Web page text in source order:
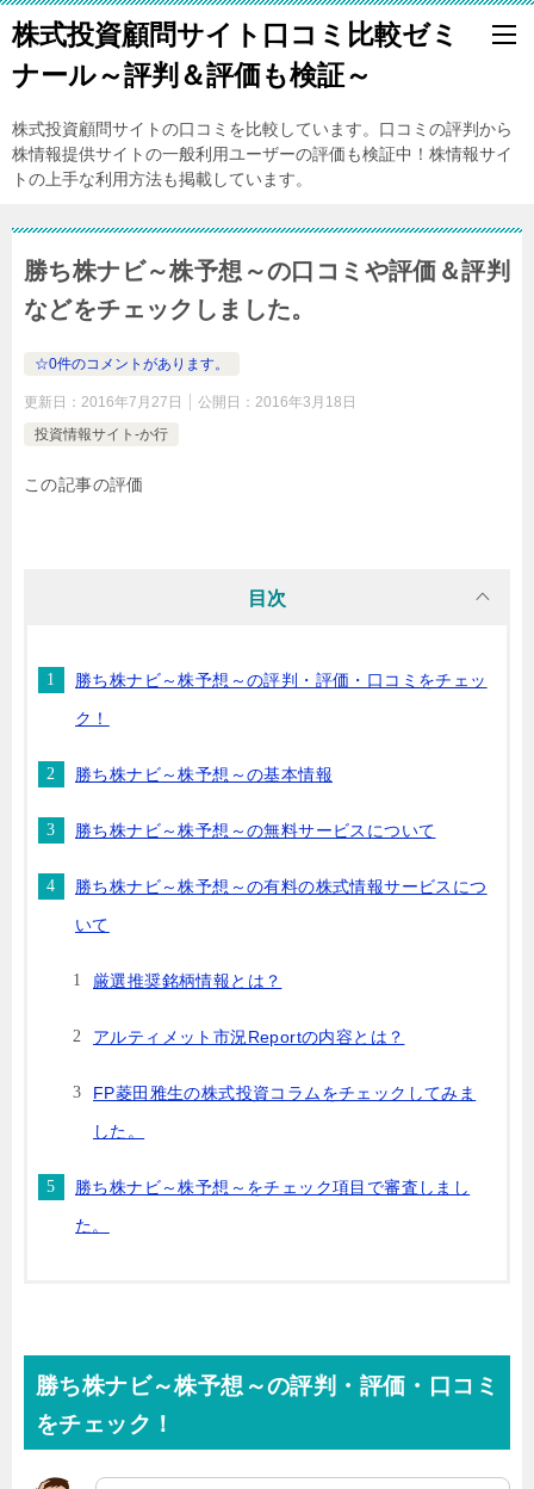
株式投資顧問サイト口コミ比較ゼミ
ナール～評判＆評価も検証～
株式投資顧問サイトの口コミを比較しています。口コミの評判から
株情報提供サイトの一般利用ユーザーの評価も検証中！株情報サイ
トの上手な利用方法も掲載しています。
勝ち株ナビ～株予想～の口コミや評価＆評判
などをチェックしました。
☆0件のコメントがあります。
更新日： 2016年7月27日 公開日： 2016年3月18日
投資情報サイト-か行
この記事の評価
目次
勝ち株ナビ～株予想～の評判・評価・口コミをチェッ
ク！
勝ち株ナビ～株予想～の基本情報
勝ち株ナビ～株予想～の無料サービスについて
勝ち株ナビ～株予想～の有料の株式情報サービスにつ
いて
厳選推奨銘柄情報とは？
アルティメット市況Reportの内容とは？
FP菱田雅生の株式投資コラムをチェックしてみま
した。
勝ち株ナビ～株予想～をチェック項目で審査しまし
た。
勝ち株ナビ～株予想～の評判・評価・口コミ
をチェック！